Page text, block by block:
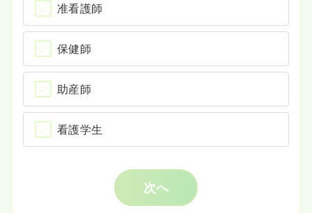
准看護師
保健師
助産師
看護学生
次へ